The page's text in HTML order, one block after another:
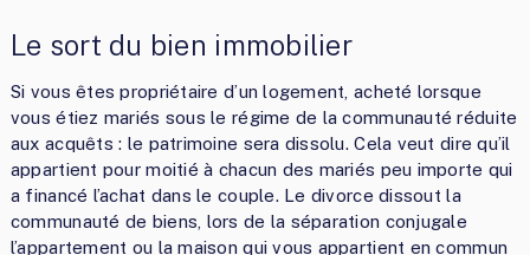
Le sort du bien immobilier
Si vous êtes propriétaire d’un logement, acheté lorsque
vous étiez mariés sous le régime de la communauté réduite
aux acquêts : le patrimoine sera dissolu. Cela veut dire qu’il
appartient pour moitié à chacun des mariés peu importe qui
a financé l’achat dans le couple. Le divorce dissout la
communauté de biens, lors de la séparation conjugale
l’appartement ou la maison qui vous appartient en commun